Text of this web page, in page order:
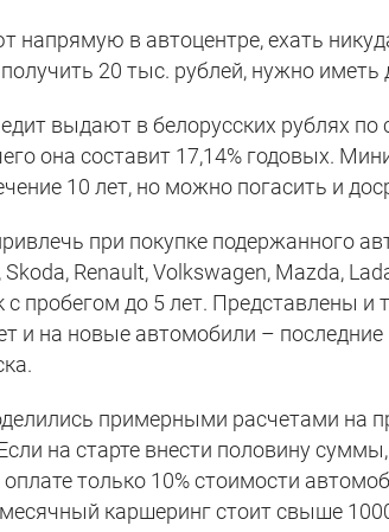
напрямую в автоцентре, ехать
20 тыс. рублей, нужно иметь
выдают в белорусских рублях по
она составит 17,14% годовых.
10 лет, но можно погасить и
при покупке подержанного
Renault, Volkswagen, Mazda,
пробегом до 5 лет. Представлены и
и на новые автомобили –
примерными расчетами на
на старте внести половину
только 10% стоимости
каршеринг стоит свыше